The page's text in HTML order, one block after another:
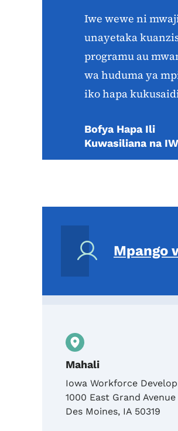
Iwe wewe ni
unayetaka
programu au
wa huduma ya
iko hapa
Bofya Hapa Ili
Kuwasiliana na
Mpango
Mahali
Iowa Workforce
1000 East Grand Avenue
Des Moines, IA 50319